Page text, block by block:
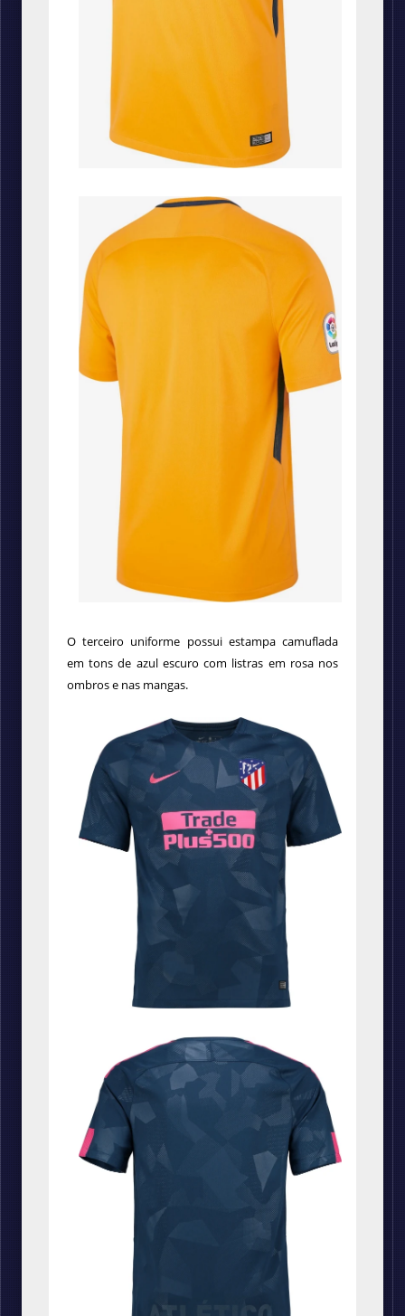
O terceiro uniforme possui estampa camuflada
em tons de azul escuro com listras em rosa nos
ombros e nas mangas.